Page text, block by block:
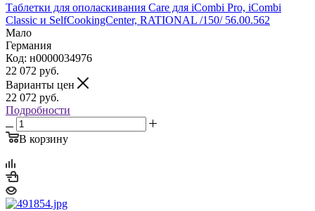
Таблетки для ополаскивания Care для iCombi Pro, iCombi
Classic и SelfCookingCenter, RATIONAL /150/ 56.00.562
Мало
Германия
Код: н0000034976
22 072 руб.
Варианты цен
22 072 руб.
Подробности
В корзину